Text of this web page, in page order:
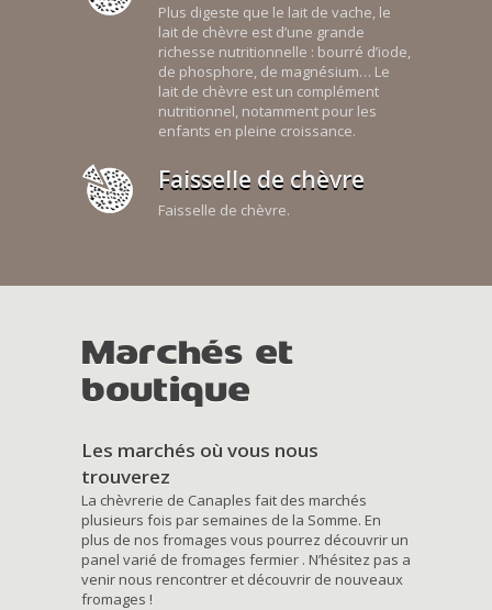
Plus digeste que le lait de vache, le
lait de chèvre est d’une grande
richesse nutritionnelle : bourré d’iode,
de phosphore, de magnésium… Le
lait de chèvre est un complément
nutritionnel, notamment pour les
enfants en pleine croissance.
Faisselle de chèvre
Faisselle de chèvre.
Marchés et
boutique
Les marchés où vous nous
trouverez
La chèvrerie de Canaples fait des marchés
plusieurs fois par semaines de la Somme. En
plus de nos fromages vous pourrez découvrir un
panel varié de fromages fermier . N’hésitez pas a
venir nous rencontrer et découvrir de nouveaux
fromages !